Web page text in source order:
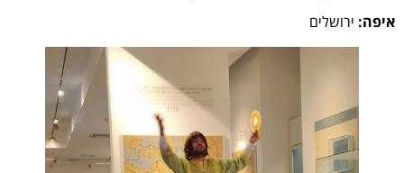
איפה: ירושלים